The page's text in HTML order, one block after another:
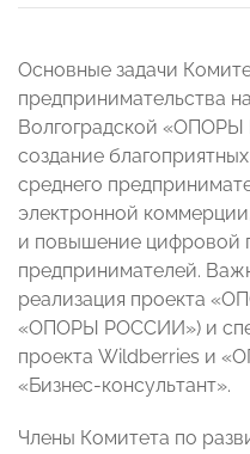
Основные задачи
предпринимательства
Волгоградской
создание
среднего
электронной
и повышение цифровой
предпринимателей.
реализация проекта
«ОПОРЫ РОССИИ») и
проекта Wildberries и
«Бизнес-консультант».
Члены Комитета по